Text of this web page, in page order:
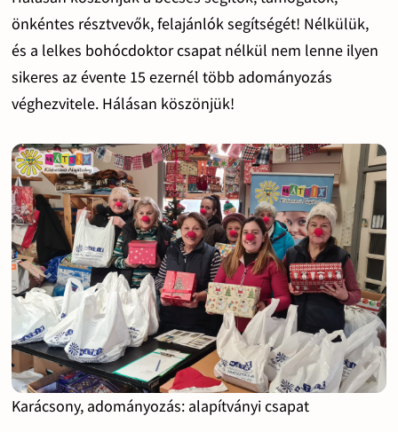
önkéntes résztvevők, felajánlók segítségét! Nélkülük,
és a lelkes bohócdoktor csapat nélkül nem lenne ilyen
sikeres az évente 15 ezernél több adományozás
véghezvitele. Hálásan köszönjük!
Karácsony, adományozás: alapítványi csapat